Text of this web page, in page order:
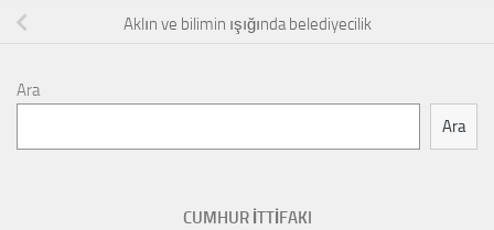
Aklın ve bilimin ışığında belediyecilik
Ara
Ara
CUMHUR İTTİFAKI